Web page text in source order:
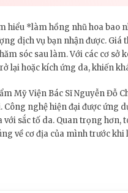
hiểu *làm hồng nhũ hoa bao
dịch vụ bạn nhận được.
sóc sau làm. Với các cơ sở
lại hoặc kích ứng da, khiến
Mỹ Viện Bác Sĩ Nguyễn Đỗ
Công nghệ hiện đại được ứng
với sắc tố da. Quan trọng
về cơ địa của mình trước khi